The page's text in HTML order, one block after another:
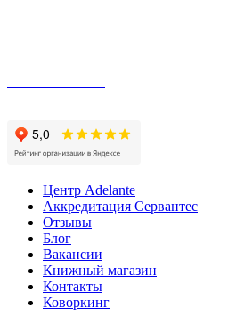
Центр Adelante
Аккредитация Сервантес
Отзывы
Блог
Вакансии
Книжный магазин
Контакты
Коворкинг